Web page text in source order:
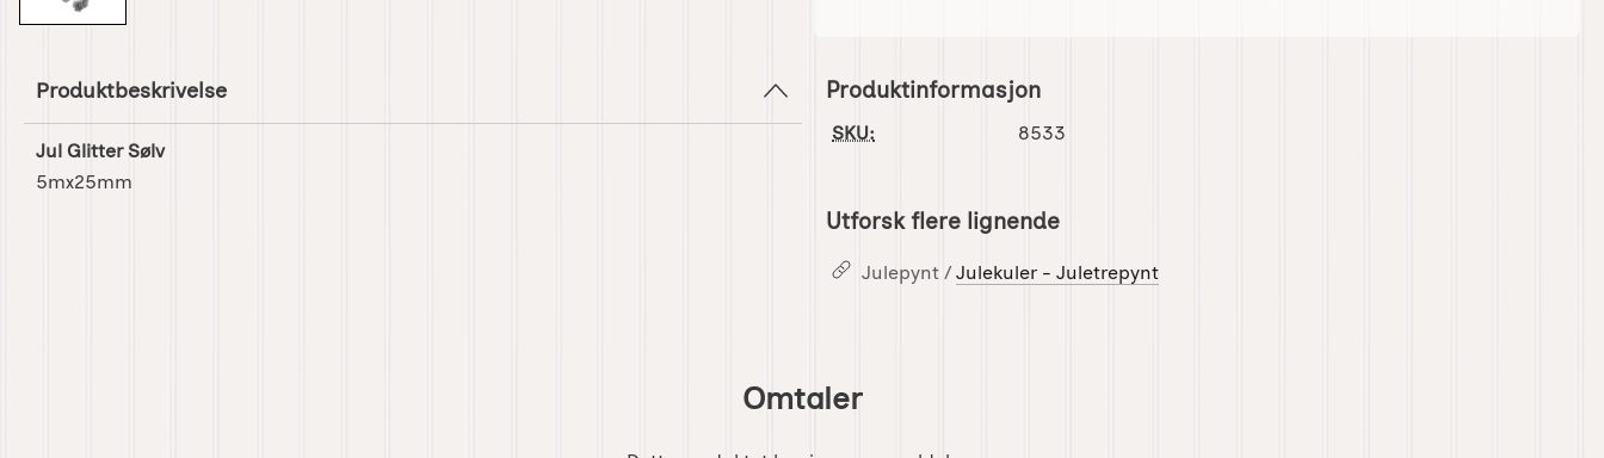
Produktbeskrivelse
Jul Glitter Sølv
5mx25mm
Produktinformasjon
SKU: 8533
Utforsk flere lignende
Julepynt / Julekuler - Juletrepynt
Omtaler